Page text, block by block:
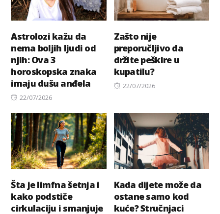
Astrolozi kažu da
nema boljih ljudi od
njih: Ova 3
horoskopska znaka
imaju dušu anđela
Posted
22/07/2026
Zašto nije
preporučljivo da
držite peškire u
kupatilu?
Posted
22/07/2026
Šta je limfna šetnja i
kako podstiče
cirkulaciju i smanjuje
Kada dijete može da
ostane samo kod
kuće? Stručnjaci